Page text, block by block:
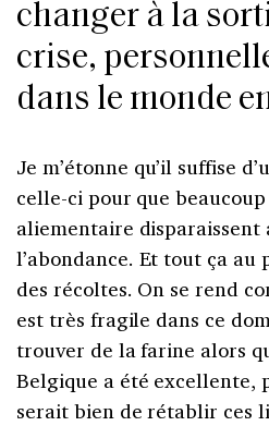
changer à la
crise,
dans le monde
Je m’étonne qu’il suffise
celle-ci pour que
aliementaire disparaissent
l’abondance. Et tout ça
des récoltes. On se rend
est très fragile dans ce
trouver de la farine alors
Belgique a été excellente,
serait bien de rétablir ces